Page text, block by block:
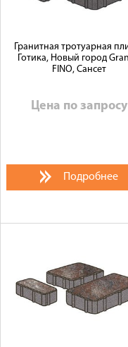
Гранитная тротуарная
Готика, Новый город
FINO, Сансет
Цена по запросу
Подробнее